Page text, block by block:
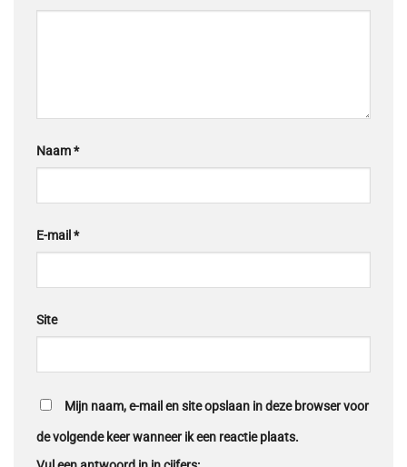
Naam*
E-mail *
Site
Mijn naam, e-mail en site opslaan in deze browser voor
de volgende keer wanneer ik een reactie plaats.